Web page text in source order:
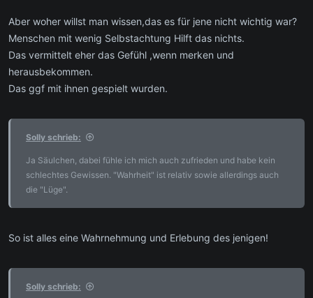
Aber woher willst man wissen,das es für jene nicht wichtig war?
Menschen mit wenig Selbstachtung Hilft das nichts.
Das vermittelt eher das Gefühl ,wenn merken und
herausbekommen.
Das ggf mit ihnen gespielt wurden.
Solly schrieb:
Ja Säulchen, dabei fühle ich mich auch zufrieden und habe kein
schlechtes Gewissen. "Wahrheit" ist relativ sowie allerdings auch
die "Lüge".
So ist alles eine Wahrnehmung und Erlebung des jenigen!
Solly schrieb: